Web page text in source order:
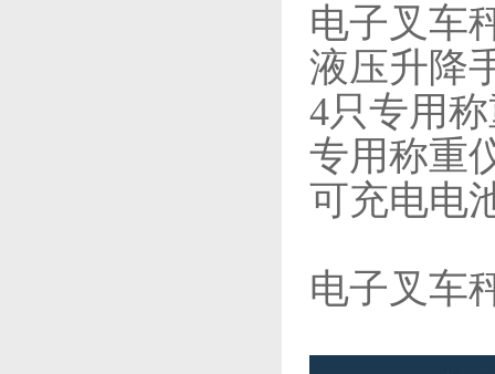
电子叉车
液压升降
4只专用
专用称重
可充电电
电子叉车